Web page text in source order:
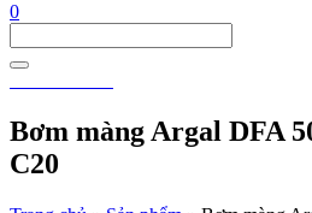
0
Bơm màng Argal DFA
C20